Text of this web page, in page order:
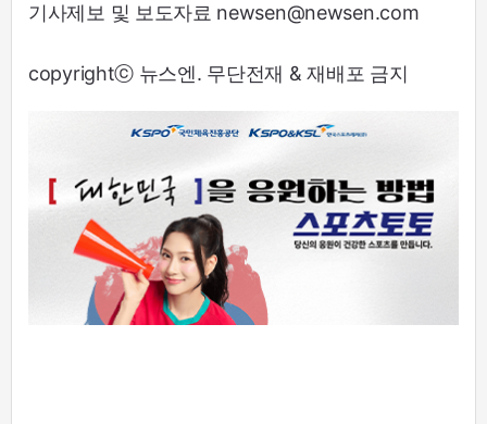
기사제보 및 보도자료 newsen@newsen.com
copyrightⓒ 뉴스엔. 무단전재 & 재배포 금지